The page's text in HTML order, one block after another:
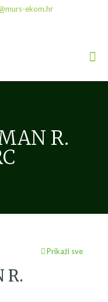
ekom.hr
R.
Prikaži sve
R.